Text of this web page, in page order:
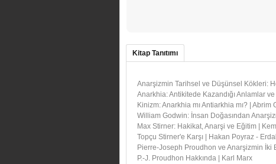
Kitap Tanıtımı
Anarşizmin Tarihsel ve Düşünsel Kökleri:
Anarkhia: Antikitede Kazandığı Anlamlar
Kinizm: Anarkhia mı Antiarkhia mı? | Abrim
William Godwin: İnsan Doğasından
Max Stirner: Hakikat, Anarşi ve Eğitim |
Topçu Stirner'e Karşı | Hakan Poyraz - Erdal
Pierre-Joseph Proudhon ve Anarşizmin İki
P.-J. Proudhon Hakkında | Karl Marx